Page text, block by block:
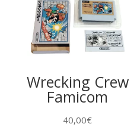
Wrecking Crew
Famicom
40,00€